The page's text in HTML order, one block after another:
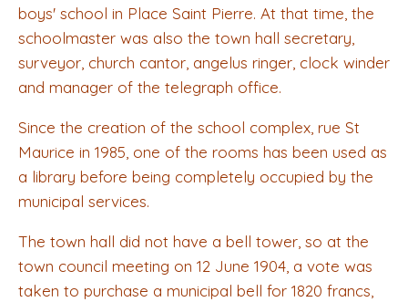
boys' school in Place Saint Pierre. At that time, the
schoolmaster was also the town hall secretary,
surveyor, church cantor, angelus ringer, clock winder
and manager of the telegraph office.
Since the creation of the school complex, rue St
Maurice in 1985, one of the rooms has been used as
a library before being completely occupied by the
municipal services.
The town hall did not have a bell tower, so at the
town council meeting on 12 June 1904, a vote was
taken to purchase a municipal bell for 1820 francs,